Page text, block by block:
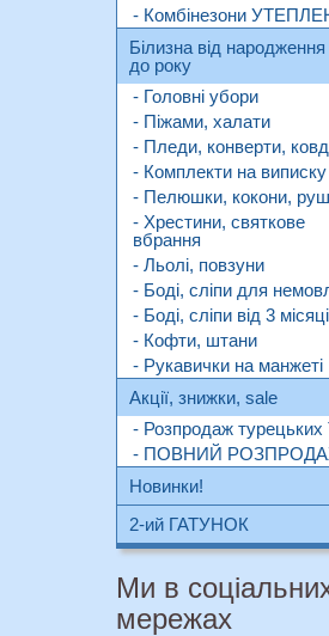
- Комбінезони
Білизна від народження
до року
- Головні убори
- Піжами, халати
- Пледи, конверти,
- Комплекти на виписку
- Пелюшки, кокони,
- Хрестини, святкове
вбрання
- Льолі, повзуни
- Боді, сліпи для
- Боді, сліпи від 3
- Кофти, штани
- Рукавички на манжеті
Акції, знижки, sale
- Розпродаж
- ПОВНИЙ
Новинки!
2-ий ГАТУНОК
Ми в
мережах